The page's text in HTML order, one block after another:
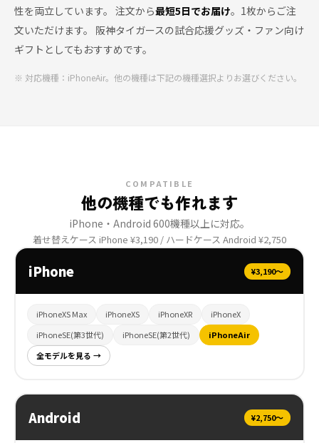
性を両立しています。 注文から最短5日でお届け。1枚からご注
文いただけます。 阪神タイガースの試合応援グッズ・ファン向け
ギフトとしてもおすすめです。
※ 対応機種：iPhoneAir。他の機種は下記の機種選択よりお選びください。
COMPATIBLE
他の機種でも作れます
iPhone・Android 600機種以上に対応。
着せ替えケース iPhone ¥3,190 / ハードケース Android ¥2,750
iPhone ¥3,190〜
iPhoneXS Max iPhoneXS iPhoneXR
iPhoneX
iPhoneSE(第3世代)
iPhoneSE(第2世代)
iPhoneAir
全モデルを見る →
Android ¥2,750〜